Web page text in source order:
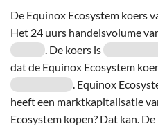
De Equinox Ecosystem koers
Het 24 uurs handelsvolume
. De koers is
dat de Equinox Ecosystem
. Equinox
heeft een marktkapitalisatie
Ecosystem kopen? Dat kan.